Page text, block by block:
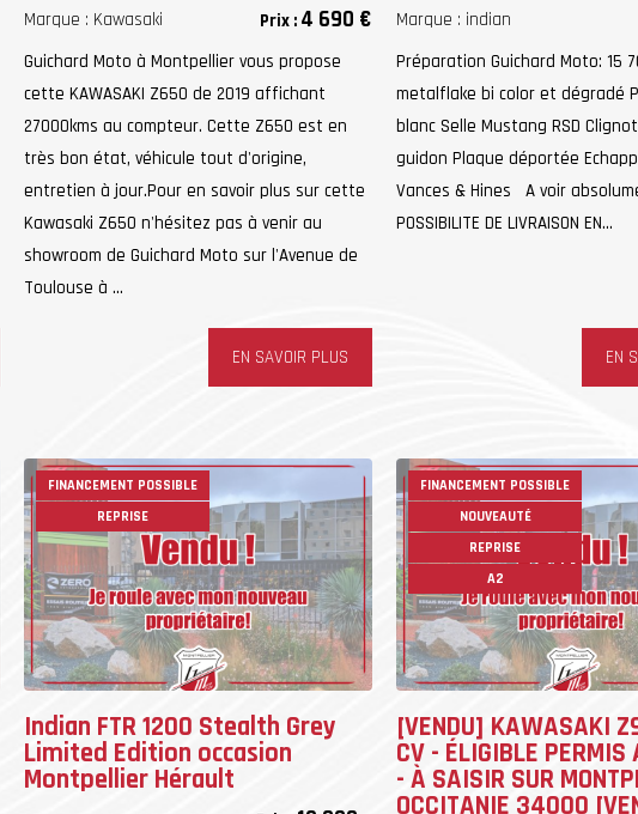
Marque : Kawasaki Prix : 4 690 €
Guichard Moto à Montpellier vous propose
cette KAWASAKI Z650 de 2019 affichant
27000kms au compteur. Cette Z650 est en
très bon état, véhicule tout d'origine,
entretien à jour.Pour en savoir plus sur cette
Kawasaki Z650 n'hésitez pas à venir au
showroom de Guichard Moto sur l'Avenue de
Toulouse à ...
EN SAVOIR PLUS
Marque : indian
Préparation Guichard Moto: 15
metalflake bi color et dégradé
blanc Selle Mustang RSD
guidon Plaque déportée
Vances & Hines A voir
POSSIBILITE DE LIVRAISON EN...
EN
FINANCEMENT POSSIBLE
REPRISE
Indian FTR 1200 Stealth Grey
Limited Edition occasion
Montpellier Hérault
FINANCEMENT POSSIBLE
NOUVEAUTÉ
REPRISE
A2
[VENDU] KAWASAKI
CV - ÉLIGIBLE
- À SAISIR SUR
OCCITANIE 34000